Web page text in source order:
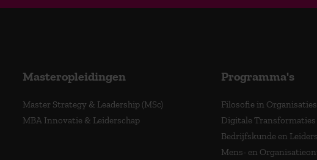
Masteropleidingen
Master Strategy & Leadership (MSc)
MBA Innovatie & Leiderschap
Programma's
Filosofie in Organisaties
Digitale Transformaties
Bedrijfskunde en
Mens- en